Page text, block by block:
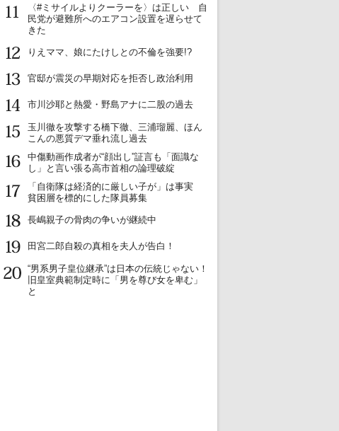
11
〈#ミサイルよりクーラーを〉は正しい 自
民党が避難所へのエアコン設置を遅らせて
きた
12
りえママ、娘にたけしとの不倫を強要!?
13
官邸が震災の早期対応を拒否し政治利用
14
市川沙耶と熱愛・野島アナに二股の過去
15
玉川徹を攻撃する橋下徹、三浦瑠麗、ほん
こんの悪質デマ垂れ流し過去
16
中傷動画作成者が“顔出し”証言も「面識な
し」と言い張る高市首相の論理破綻
17
「自衛隊は経済的に厳しい子が」は事実
貧困層を標的にした隊員募集
18
長嶋親子の骨肉の争いが継続中
19
田宮二郎自殺の真相を夫人が告白！
20
“男系男子皇位継承”は日本の伝統じゃない！
旧皇室典範制定時に「男を尊び女を卑む」
と